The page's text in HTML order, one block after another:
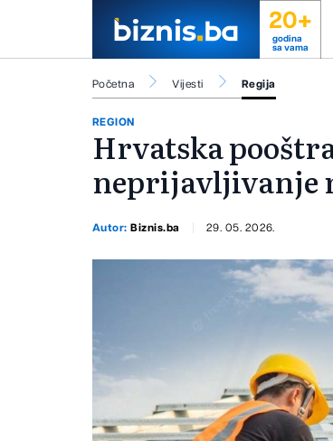
20+
godina
sa vama
Početna Vijesti Regija
REGION
Hrvatska
neprijavljivanje
Autor:Biznis.ba 29. 05. 2026.